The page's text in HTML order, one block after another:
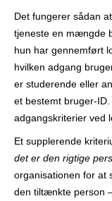
Det fungerer sådan
tjeneste en mængde
hun har gennemført
hvilken adgang
er studerende eller
et bestemt bruger-
adgangskriterier ved
Et supplerende
det er den rigtige
organisationen for at
den tiltænkte person